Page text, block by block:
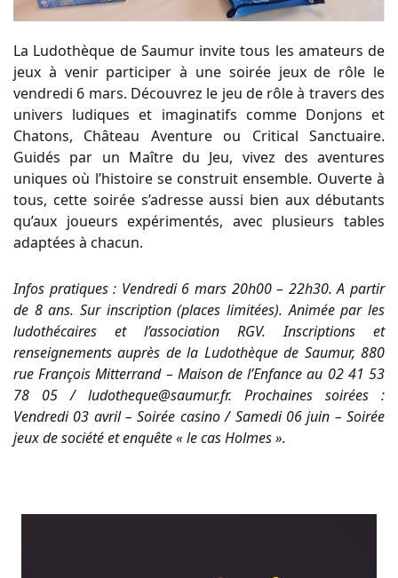
La Ludothèque de Saumur invite tous les amateurs de
jeux à venir participer à une soirée jeux de rôle le
vendredi 6 mars. Découvrez le jeu de rôle à travers des
univers ludiques et imaginatifs comme Donjons et
Chatons, Château Aventure ou Critical Sanctuaire.
Guidés par un Maître du Jeu, vivez des aventures
uniques où l’histoire se construit ensemble. Ouverte à
tous, cette soirée s’adresse aussi bien aux débutants
qu’aux joueurs expérimentés, avec plusieurs tables
adaptées à chacun.
Infos pratiques : Vendredi 6 mars 20h00 – 22h30. A partir
de 8 ans. Sur inscription (places limitées). Animée par les
ludothécaires et l’association RGV. Inscriptions et
renseignements auprès de la Ludothèque de Saumur, 880
rue François Mitterrand – Maison de l’Enfance au 02 41 53
78 05 / ludotheque@saumur.fr. Prochaines soirées :
Vendredi 03 avril – Soirée casino / Samedi 06 juin – Soirée
jeux de société et enquête « le cas Holmes ».